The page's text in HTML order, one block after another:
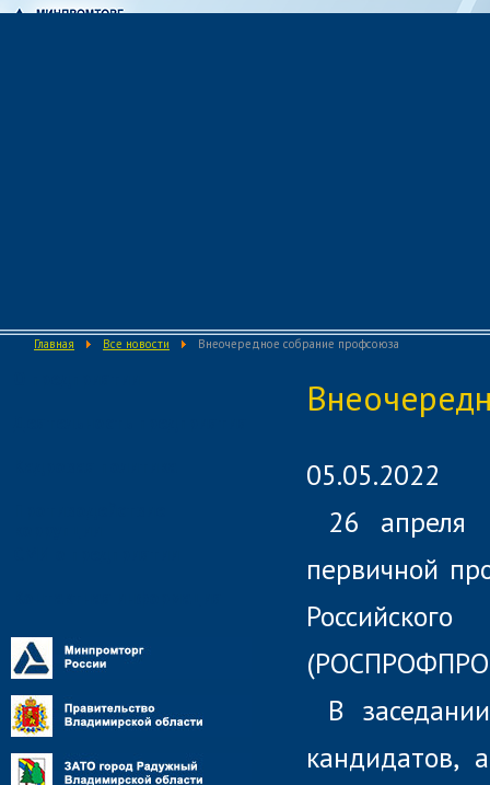
Главная Все новости Внеочередное собрание профсоюза
05.05.2022
26 апреля
первичной
В
кандидатов,